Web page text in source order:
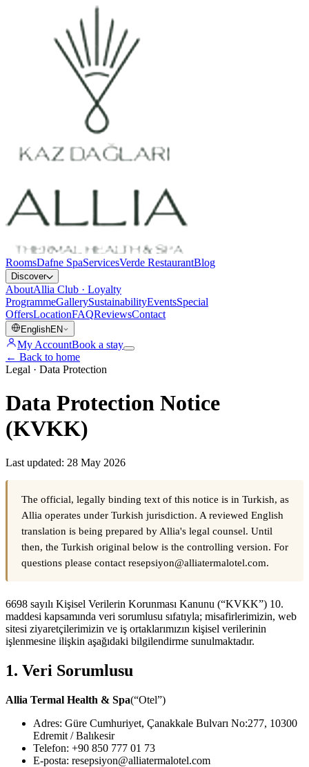
RoomsDafne SpaServicesVerde RestaurantBlog
Discover
AboutAllia Club · Loyalty
ProgrammeGallerySustainabilityEventsSpecial
OffersLocationFAQReviewsContact
EnglishEN
My AccountBook a stay
← Back to home
Legal · Data Protection
Data Protection Notice
(KVKK)
Last updated: 28 May 2026
The official, legally binding text of this notice is in Turkish, as
Allia operates under Turkish jurisdiction. A reviewed English
translation is being prepared by Allia's legal counsel. Until
then, the Turkish original below is the controlling version. For
questions please contact resepsiyon@alliatermalotel.com.
6698 sayılı Kişisel Verilerin Korunması Kanunu (“KVKK”) 10.
maddesi kapsamında veri sorumlusu sıfatıyla; misafirlerimizin, web
sitesi ziyaretçilerimizin ve iş ortaklarımızın kişisel verilerinin
işlenmesine ilişkin aşağıdaki bilgilendirme sunulmaktadır.
1. Veri Sorumlusu
Allia Termal Health & Spa(“Otel”)
Adres: Güre Cumhuriyet, Çanakkale Bulvarı No:277, 10300
Edremit / Balıkesir
Telefon: +90 850 777 01 73
E-posta: resepsiyon@alliatermalotel.com